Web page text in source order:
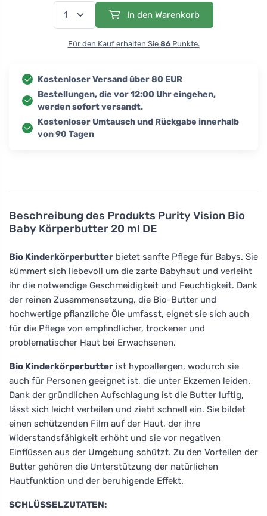
Beschreibung des Produkts Purity Vision Bio
Baby Körperbutter 20 ml DE
Bio Kinderkörperbutter bietet sanfte Pflege für Babys. Sie
kümmert sich liebevoll um die zarte Babyhaut und verleiht
ihr die notwendige Geschmeidigkeit und Feuchtigkeit. Dank
der reinen Zusammensetzung, die Bio-Butter und
hochwertige pflanzliche Öle umfasst, eignet sie sich auch
für die Pflege von empfindlicher, trockener und
problematischer Haut bei Erwachsenen.
Bio Kinderkörperbutter ist hypoallergen, wodurch sie
auch für Personen geeignet ist, die unter Ekzemen leiden.
Dank der gründlichen Aufschlagung ist die Butter luftig,
lässt sich leicht verteilen und zieht schnell ein. Sie bildet
einen schützenden Film auf der Haut, der ihre
Widerstandsfähigkeit erhöht und sie vor negativen
Einflüssen aus der Umgebung schützt. Zu den Vorteilen der
Butter gehören die Unterstützung der natürlichen
Hautfunktion und der beruhigende Effekt.
SCHLÜSSELZUTATEN:
In den Warenkorb
Für den Kauf erhalten Sie 86Punkte.
Kostenloser Versand über 80 EUR
Bestellungen, die vor 12:00 Uhr eingehen,
werden sofort versandt.
Kostenloser Umtausch und Rückgabe innerhalb
von 90 Tagen